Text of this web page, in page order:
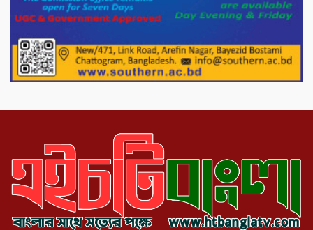
পোরশায় গণঅভ্যুত্থান দিবসে শহিদ ও জুলাই
১১ দলীয় ঐক্য পোরশা উপজেলা শাখার